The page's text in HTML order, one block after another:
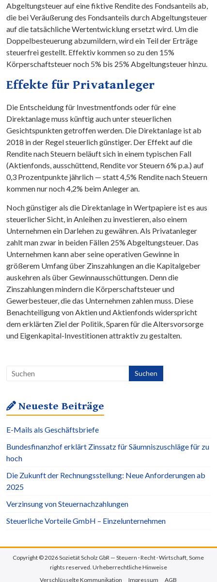
Abgeltungsteuer auf eine fiktive Rendite des Fondsanteils ab,
die bei Veräußerung des Fondsanteils durch Abgeltungsteuer
auf die tatsächliche Wertentwicklung ersetzt wird. Um die
Doppelbesteuerung abzumildern, wird ein Teil der Erträge
steuerfrei gestellt. Effektiv kommen so zu den 15%
Körperschaftsteuer noch 5% bis 25% Abgeltungsteuer hinzu.
Effekte für Privatanleger
Die Entscheidung für Investmentfonds oder für eine
Direktanlage muss künftig auch unter steuerlichen
Gesichtspunkten getroffen werden. Die Direktanlage ist ab
2018 in der Regel steuerlich günstiger. Der Effekt auf die
Rendite nach Steuern beläuft sich in einem typischen Fall
(Aktienfonds, ausschüttend, Rendite vor Steuern 6% p.a.) auf
0,3 Prozentpunkte jährlich — statt 4,5% Rendite nach Steuern
kommen nur noch 4,2% beim Anleger an.
Noch günstiger als die Direktanlage in Wertpapiere ist es aus
steuerlicher Sicht, in Anleihen zu investieren, also einem
Unternehmen ein Darlehen zu gewähren. Als Privatanleger
zahlt man zwar in beiden Fällen 25% Abgeltungsteuer. Das
Unternehmen kann aber seine operativen Gewinne in
größerem Umfang über Zinszahlungen an die Kapitalgeber
auskehren als über Gewinnausschüttungen. Denn die
Zinszahlungen mindern die Körperschaftsteuer und
Gewerbesteuer, die das Unternehmen zahlen muss. Diese
Benachteiligung von Aktien und Aktienfonds widerspricht
dem erklärten Ziel der Politik, Sparen für die Altersvorsorge
und Eigenkapital-Investitionen attraktiv zu gestalten.
Neueste Beiträge
E-Mails als Geschäftsbriefe
Bundesfinanzhof erklärt Zinssatz für Säumniszuschläge für zu
hoch
Die Zukunft der Rechnungsstellung: Neue Anforderungen ab
2025
Verzinsung von Steuernachzahlungen
Steuerliche Vorteile GmbH – Einzelunternehmen
Copyright © 2026 Sozietät Scholz GbR — Steuern · Recht · Wirtschaft, Some
rights reserved. Urheberrechtliche Hinweise
Verschlüsselte Kommunikation
Impressum AGB